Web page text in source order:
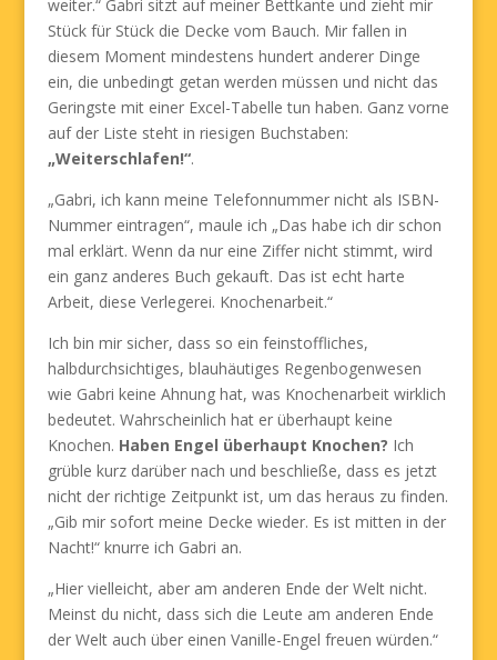
weiter.“ Gabri sitzt auf meiner Bettkante und zieht mir
Stück für Stück die Decke vom Bauch. Mir fallen in
diesem Moment mindestens hundert anderer Dinge
ein, die unbedingt getan werden müssen und nicht das
Geringste mit einer Excel-Tabelle tun haben. Ganz vorne
auf der Liste steht in riesigen Buchstaben:
„Weiterschlafen!“.
„Gabri, ich kann meine Telefonnummer nicht als ISBN-
Nummer eintragen“, maule ich „Das habe ich dir schon
mal erklärt. Wenn da nur eine Ziffer nicht stimmt, wird
ein ganz anderes Buch gekauft. Das ist echt harte
Arbeit, diese Verlegerei. Knochenarbeit.“
Ich bin mir sicher, dass so ein feinstoffliches,
halbdurchsichtiges, blauhäutiges Regenbogenwesen
wie Gabri keine Ahnung hat, was Knochenarbeit wirklich
bedeutet. Wahrscheinlich hat er überhaupt keine
Knochen. Haben Engel überhaupt Knochen? Ich
grüble kurz darüber nach und beschließe, dass es jetzt
nicht der richtige Zeitpunkt ist, um das heraus zu finden.
„Gib mir sofort meine Decke wieder. Es ist mitten in der
Nacht!“ knurre ich Gabri an.
„Hier vielleicht, aber am anderen Ende der Welt nicht.
Meinst du nicht, dass sich die Leute am anderen Ende
der Welt auch über einen Vanille-Engel freuen würden.“